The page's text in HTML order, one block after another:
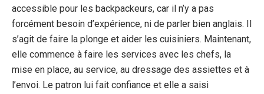
accessible pour les backpackeurs, car il n’y a pas
forcément besoin d’expérience, ni de parler bien anglais. Il
s’agit de faire la plonge et aider les cuisiniers. Maintenant,
elle commence à faire les services avec les chefs, la
mise en place, au service, au dressage des assiettes et à
l’envoi. Le patron lui fait confiance et elle a saisi